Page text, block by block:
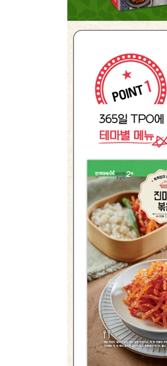
11위. 콩나물냉채
12위. 숙주나물무침
14위. 브로콜리두부무침
15위. 오이피클
16위. 콩나물볶음
17위. 크래미전
18위. 양파겉절이
19위. 양배추베이컨볶음
21위. 고추장아찌
22위. 고사리나물
23위. 팽이버섯스팸볶음
24위. 차돌박이숙주볶음
25위. 뚝배기달걀찜
- 달걀 삶는 법
- 쌈채소 세척법
입은 즐겁고 몸은 가벼운
도시락 반찬